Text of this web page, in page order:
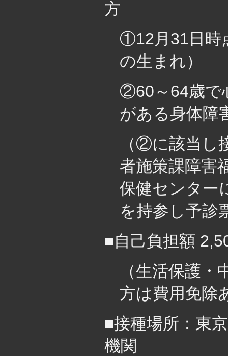
方
①12月31日時
の生まれ）
②60～64歳で
がある身体障
（②に該当し
者施策課障害
保健センター
を持参し予診
■自己負担額
（生活保護
方は費用免除
■接種場所：東
機関